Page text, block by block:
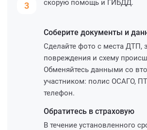
3
скорую помощь и ГИБДД.
Соберите документы и
Сделайте фото с места ДТП,
повреждения и схему
Обменяйтесь данными со
участником: полис ОСАГО,
телефон.
Обратитесь в страховую
В течение установленного